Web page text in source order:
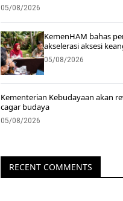
05/08/2026
KemenHAM bahas
akselerasi aksesi
05/08/2026
Kementerian Kebudayaan akan
cagar budaya
05/08/2026
RECENT COMMENTS